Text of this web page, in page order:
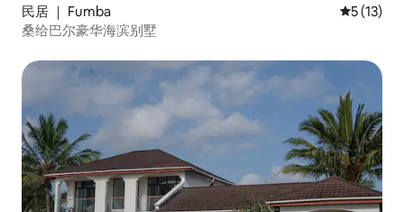
民居 ｜ Fumba 平均评分
5 (13)
桑给巴尔豪华海滨别墅